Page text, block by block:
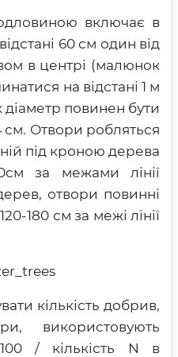
включає в
60 см один від
в центрі (малюнок
на відстані 1 м
діаметр повинен бути
см. Отвори робляться
під кроною дерева
за межами лінії
отвори повинні
180 см за межі лінії
кількість добрив,
використовують
/ кількість N в